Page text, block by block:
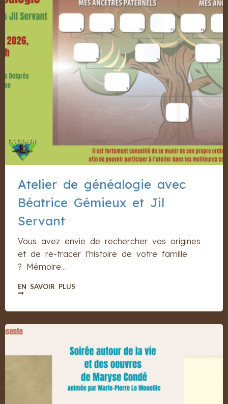
Atelier de généalogie avec
Béatrice Gémieux et Jil
Servant
Vous avez envie de rechercher vos origines
et de re-tracer l’histoire de votre famille
? Mémoire...
EN SAVOIR PLUS